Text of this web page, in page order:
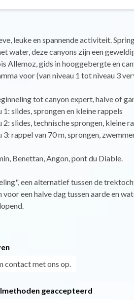
leuke en spannende activiteit.
water, deze canyons zijn een
Allemoz, gids in hooggebergte en
voor (van niveau 1 tot niveau 3
tot canyon expert, halve of
1: slides, sprongen en kleine rappels
2: slides, technische sprongen, kleine
3: rappel van 70 m, sprongen,
Benettan, Angon, pont du Diable.
een alternatief tussen de
voor een halve dag tussen aarde en
contact met ons op.
geaccepteerd